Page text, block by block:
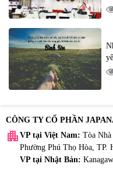
CÔNG TY CỔ PHẦN
apartment VP tại Việt Nam: Tòa
Phường Phú Thọ Hòa, TP.
VP tại Nhật Bản: